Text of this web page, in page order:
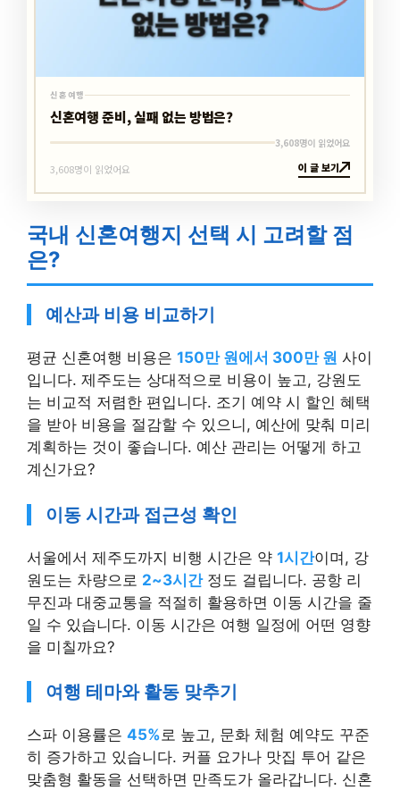
신혼여행
신혼여행 준비, 실패 없는 방법은?
3,608명이 읽었어요
3,608명이 읽었어요 이 글 보기
국내 신혼여행지 선택 시 고려할 점
은?
예산과 비용 비교하기
평균 신혼여행 비용은 150만 원에서 300만 원 사이
입니다. 제주도는 상대적으로 비용이 높고, 강원도
는 비교적 저렴한 편입니다. 조기 예약 시 할인 혜택
을 받아 비용을 절감할 수 있으니, 예산에 맞춰 미리
계획하는 것이 좋습니다. 예산 관리는 어떻게 하고
계신가요?
이동 시간과 접근성 확인
서울에서 제주도까지 비행 시간은 약 1시간이며, 강
원도는 차량으로 2~3시간정도 걸립니다. 공항 리
무진과 대중교통을 적절히 활용하면 이동 시간을 줄
일 수 있습니다. 이동 시간은 여행 일정에 어떤 영향
을 미칠까요?
여행 테마와 활동 맞추기
스파 이용률은 45%로 높고, 문화 체험 예약도 꾸준
히 증가하고 있습니다. 커플 요가나 맛집 투어 같은
맞춤형 활동을 선택하면 만족도가 올라갑니다. 신혼